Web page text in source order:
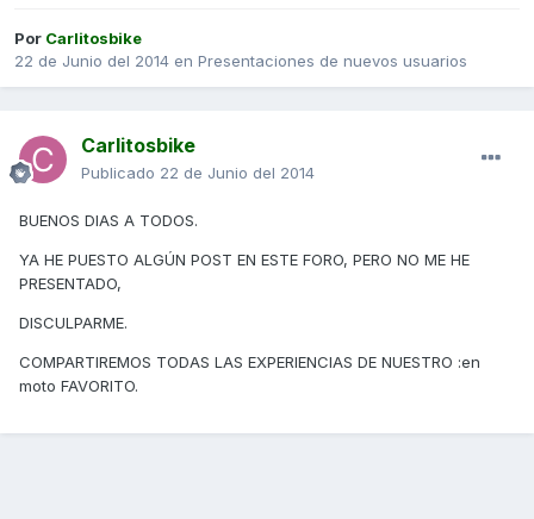
Por Carlitosbike
22 de Junio del 2014 en Presentaciones de nuevos usuarios
Carlitosbike
Publicado 22 de Junio del 2014
BUENOS DIAS A TODOS.
YA HE PUESTO ALGÚN POST EN ESTE FORO, PERO NO ME HE
PRESENTADO,
DISCULPARME.
COMPARTIREMOS TODAS LAS EXPERIENCIAS DE NUESTRO :en
moto FAVORITO.